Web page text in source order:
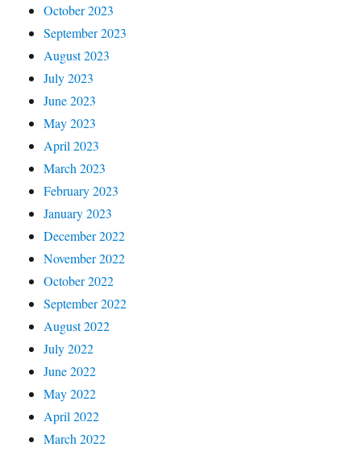
October 2023
September 2023
August 2023
July 2023
June 2023
May 2023
April 2023
March 2023
February 2023
January 2023
December 2022
November 2022
October 2022
September 2022
August 2022
July 2022
June 2022
May 2022
April 2022
March 2022